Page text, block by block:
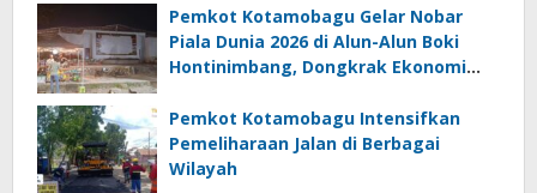
Pemkot Kotamobagu Gelar Nobar
Piala Dunia 2026 di Alun-Alun Boki
Hontinimbang, Dongkrak Ekonomi
Pemkot Kotamobagu Intensifkan
Pemeliharaan Jalan di Berbagai
Wilayah